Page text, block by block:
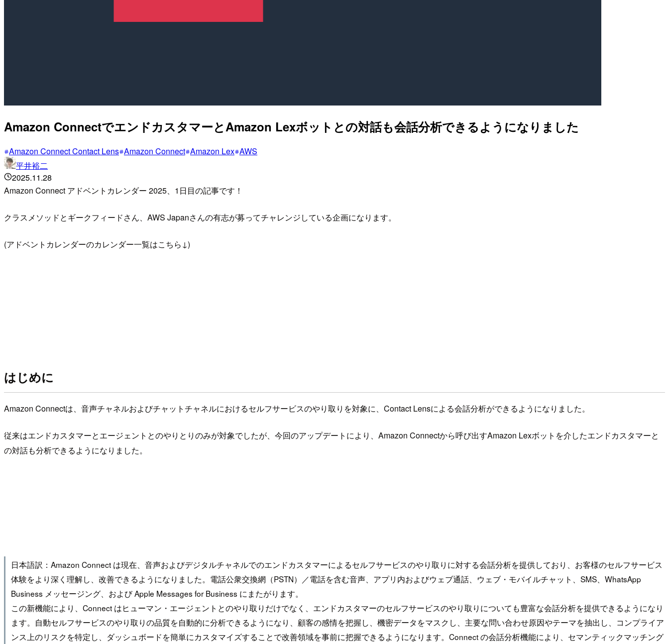
Amazon ConnectでエンドカスタマーとAmazon Lexボットとの対話も会話分析できるようになりました
Amazon Connect Contact Lens Amazon Connect Amazon Lex AWS
平井裕二
2025.11.28
Amazon Connect アドベントカレンダー 2025、1日目の記事です！
クラスメソッドとギークフィードさん、AWS Japanさんの有志が募ってチャレンジしている企画になります。
(アドベントカレンダーのカレンダー一覧はこちら↓)
はじめに
Amazon Connectは、音声チャネルおよびチャットチャネルにおけるセルフサービスのやり取りを対象に、Contact Lensによる会話分析ができるようになりました。
従来はエンドカスタマーとエージェントとのやりとりのみが対象でしたが、今回のアップデートにより、Amazon Connectから呼び出すAmazon Lexボットを介したエンドカスタマーと
の対話も分析できるようになりました。
日本語訳：Amazon Connect は現在、音声およびデジタルチャネルでのエンドカスタマーによるセルフサービスのやり取りに対する会話分析を提供しており、お客様のセルフサービス
体験をより深く理解し、改善できるようになりました。電話公衆交換網（PSTN）／電話を含む音声、アプリ内およびウェブ通話、ウェブ・モバイルチャット、SMS、WhatsApp
Business メッセージング、および Apple Messages for Business にまたがります。
この新機能により、Connect はヒューマン・エージェントとのやり取りだけでなく、エンドカスタマーのセルフサービスのやり取りについても豊富な会話分析を提供できるようになり
ます。自動セルフサービスのやり取りの品質を自動的に分析できるようになり、顧客の感情を把握し、機密データをマスクし、主要な問い合わせ原因やテーマを抽出し、コンプライア
ンス上のリスクを特定し、ダッシュボードを簡単にカスタマイズすることで改善領域を事前に把握できるようになります。Connect の会話分析機能により、セマンティックマッチング